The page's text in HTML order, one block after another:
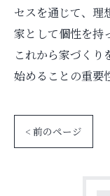
セスを通じて、理
家として個性を持
これから家づくり
始めることの重要
< 前のページ